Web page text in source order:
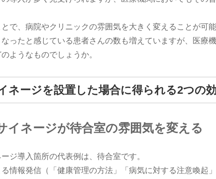
で、病院やクリニックの雰囲気を大きく変えることが可能
ったと感じている患者さんの数も増えていますが、医療
ようなものでしょうか。
ネージを設置した場合に得られる2つの
イネージが待合室の雰囲気を変える
ジ導入箇所の代表例は、待合室です。
情報発信（「健康管理の方法」「病気に対する注意喚起